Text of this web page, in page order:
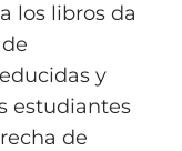
los libros da
y
estudiantes
de